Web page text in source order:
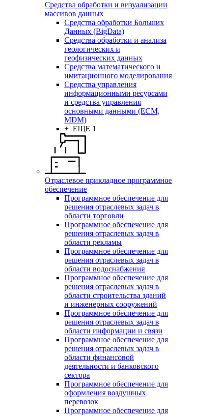
Средства обработки и визуализации
массивов данных
Средства обработки Больших
Данных (BigData)
Средства обработки и анализа
геологических и
геофизических данных
Средства математического и
имитационного моделирования
Средства управления
информационными ресурсами
и средства управления
основными данными (ECM,
MDM)
+ ЕЩЕ 1
Отраслевое прикладное программное
обеспечение
Программное обеспечение для
решения отраслевых задач в
области торговли
Программное обеспечение для
решения отраслевых задач в
области рекламы
Программное обеспечение для
решения отраслевых задач в
области водоснабжения
Программное обеспечение для
решения отраслевых задач в
области строительства зданий
и инженерных сооружений
Программное обеспечение для
решения отраслевых задач в
области информации и связи
Программное обеспечение для
решения отраслевых задач в
области финансовой
деятельности и банковского
сектора
Программное обеспечение для
оформления воздушных
перевозок
Программное обеспечение для